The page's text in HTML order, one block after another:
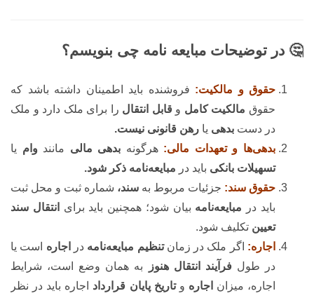
🤔 در توضیحات مبایعه نامه چی بنویسم؟
حقوق و مالکیت: فروشنده باید اطمینان داشته باشد که
حقوق مالکیت کامل و قابل انتقال را برای ملک دارد و ملک
در دست بدهی یا رهن قانونی نیست.
بدهی‌ها و تعهدات مالی: هرگونه بدهی مالی مانندوام یا
تسهیلات بانکی باید در مبایعه‌نامه ذکر شود.
حقوق سند: جزئیات مربوط به سند، شماره ثبت و محل ثبت
باید در مبایعه‌نامه بیان شود؛ همچنین باید برای
انتقال سند
تعیین تکلیف شود.
اجاره: اگر ملک در زمانتنظیم مبایعه‌نامه در اجاره است یا
در طول فرآیند انتقال هنوز
به همان وضع است، شرایط
اجاره، میزان اجاره وتاریخ پایان قرارداد اجاره باید در نظر